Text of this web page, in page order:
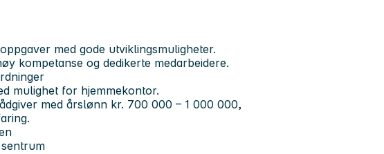
med gode utviklingsmuligheter.
kompetanse og dedikerte medarbeidere.
mulighet for hjemmekontor.
med årslønn kr. 700 000 – 1 000 000,